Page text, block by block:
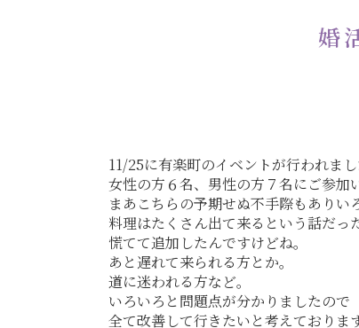
婚
11/25に有楽町のイベントが行われまし
女性の方６名、男性の方７名にご参加
まあこちらの予期せぬ不手際もありい
料理はたくさん出て来るという話だっ
慌てて追加したんですけどね。
あと遅れて来られる方とか。
道に迷われる方など。
いろいろと問題点が分かりましたので
全て改善して行きたいと考えております